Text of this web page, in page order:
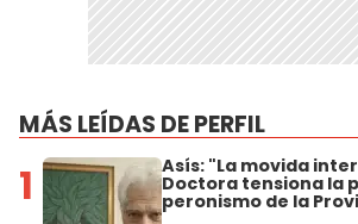
MÁS LEÍDAS DE PERFIL
1 Asís: "La movida
Doctora tensiona la
peronismo de la